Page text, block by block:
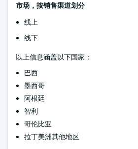
市场，按销售渠道划分
线上
线下
以上信息涵盖以下国家：
巴西
墨西哥
阿根廷
智利
哥伦比亚
拉丁美洲其他地区